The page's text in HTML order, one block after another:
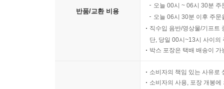
반품/교환 비용
오늘 00시 ~ 06시 30분
오늘 06시 30분 이후 주
직수입 음반/영상물/기프트
단, 당일 00시~13시 사이의
박스 포장은 택배 배송이
소비자의 책임 있는 사유로
소비자의 사용, 포장 개봉